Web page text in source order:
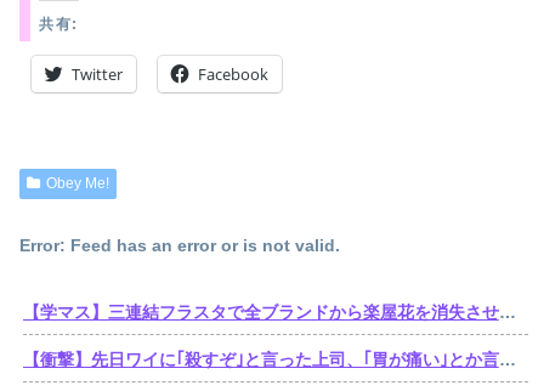
共有:
Twitter Facebook
Obey Me!
Error: Feed has an error or is not valid.
【学マス】三連結フラスタで全ブランドから楽屋花を消失させた訴訟おじさん遂に口を開くも他人事
【衝撃】先日ワイに｢殺すぞ｣と言った上司、｢胃が痛い｣とか言い出すｗｗｗｗｗ